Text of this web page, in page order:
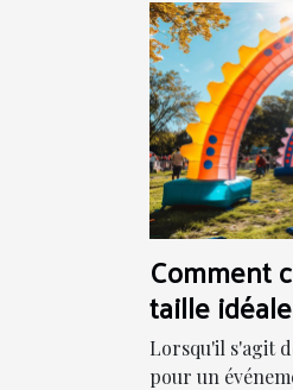
Comment
taille
gonflable
Lorsqu'il s'agit
pour un